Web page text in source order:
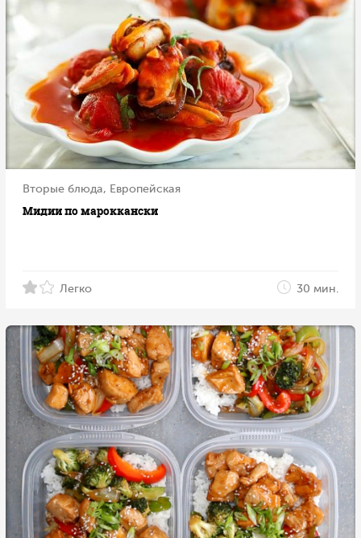
Вторые блюда, Европейская
Мидии по мароккански
Легко 30 мин.